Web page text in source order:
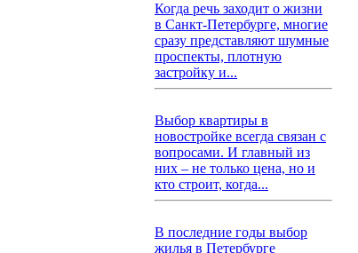
Когда речь заходит о жизни
в Санкт-Петербурге, многие
сразу представляют шумные
проспекты, плотную
застройку и...
Выбор квартиры в
новостройке всегда связан с
вопросами. И главный из
них – не только цена, но и
кто строит, когда...
В последние годы выбор
жилья в Петербурге